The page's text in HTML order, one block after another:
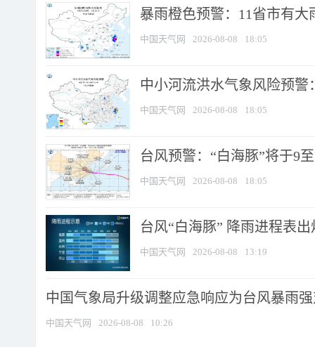
暴雨橙色预警：11省市有
中国天气网 2026-08-08 18:05
中小河流洪水气象风险预
中国天气网 2026-08-08 18:05
台风预警：“白海豚”将于9
中国天气网 2026-08-08 18:05
台风“白海豚” 降雨进程表
中国天气网 2026-08-08 13:19
中国气象局升级调整应急响应为台风暴雨
中国天气网 2026-08-08 10:26